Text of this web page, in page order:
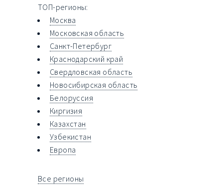
ТОП-регионы:
Москва
Московская область
Санкт-Петербург
Краснодарский край
Свердловская область
Новосибирская область
Белоруссия
Киргизия
Казахстан
Узбекистан
Европа
Все регионы